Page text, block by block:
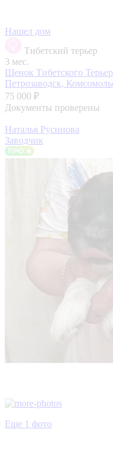
Нашел дом
Тибетский терьер
3 мес.
Щенок Тибетского
Петрозаводск,
75 000 ₽
Документы проверены
Наталья Русинова
Заводчик
Еще 1 фото